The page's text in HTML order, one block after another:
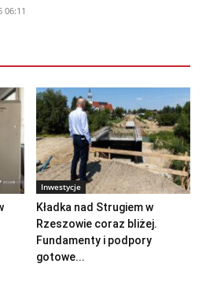
06:11
Inwestycje
Kładka nad Strugiem w
Rzeszowie coraz bliżej.
Fundamenty i podpory
gotowe...